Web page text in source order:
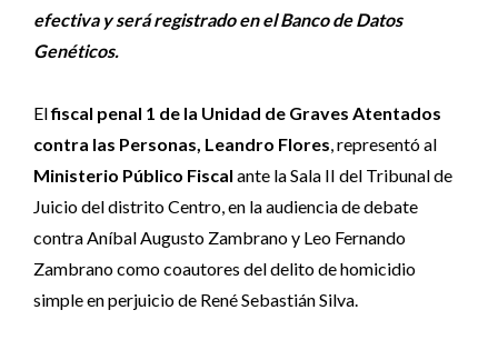
efectiva y será registrado en el Banco de Datos
Genéticos.
Elfiscal penal 1 de la Unidad de Graves Atentados
contra las Personas, Leandro Flores, representó al
Ministerio Público Fiscal ante la Sala II del Tribunal de
Juicio del distrito Centro, en la audiencia de debate
contra Aníbal Augusto Zambrano y Leo Fernando
Zambrano como coautores del delito de homicidio
simple en perjuicio de René Sebastián Silva.